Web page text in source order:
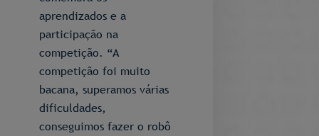
aprendizados e a
participação na
competição. “A
competição foi muito
bacana, superamos várias
dificuldades,
conseguimos fazer o robô